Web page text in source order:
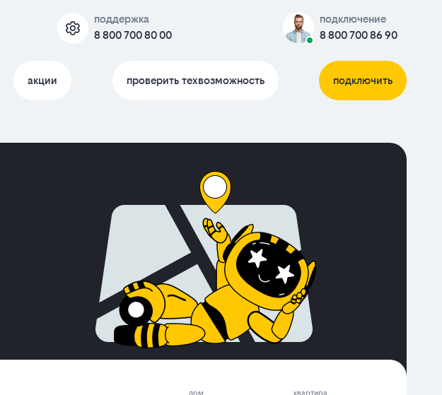
поддержка
8 800 700 80 00
подключение
8 800 700 86 90
акции проверить техвозможность подключить